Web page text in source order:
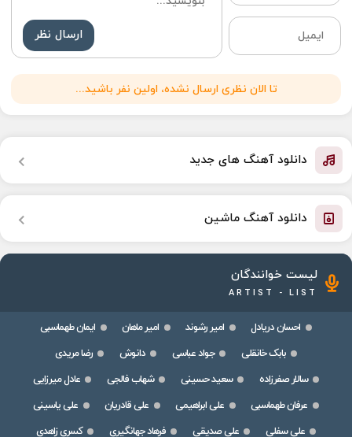
ارسال نظر
تا الان نظری ارسال نشده، اولین نفر باشید...
دانلود آهنگ های جدید
دانلود آهنگ ماشین
لیست خوانندگان
ARTIST - LIST
احسان دریادل امیر رشوند امیر ماهان
ایمان طهماسبی
بابک خانقلی
جواد عباسی دانوش
رضا مریدی
سالار صفرزاده
سعید حسینی شهاب فالجی
عادل میرزایی
عرفان طهماسبی
علی ابراهیمی علی قادریان
علی یاسینی
علی سفلی
علی صدیقی فرهاد جهانگیری کسری زاهدی